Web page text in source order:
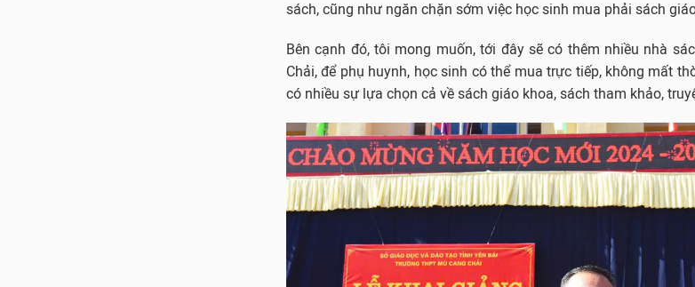
sách, cũng như ngăn chặn sớm việc học sinh mua phải sách
Bên cạnh đó, tôi mong muốn, tới đây sẽ có thêm nhiều nhà
Chải, để phụ huynh, học sinh có thể mua trực tiếp, không mất
có nhiều sự lựa chọn cả về sách giáo khoa, sách tham khảo,